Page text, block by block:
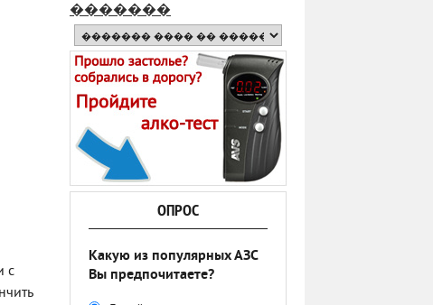
с
ОПРОС
Какую из популярных АЗС
Вы предпочитаете?